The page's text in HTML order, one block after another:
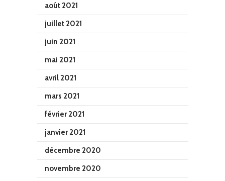
août 2021
juillet 2021
juin 2021
mai 2021
avril 2021
mars 2021
février 2021
janvier 2021
décembre 2020
novembre 2020